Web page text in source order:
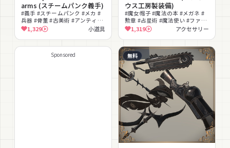
arms (スチームパンク義手)
#義手 #スチームパンク #メカ #
兵器 #骨董 #古美術 #アンティー
ク #無料 #改変可 #発光
1,329 小道具
ウス工房製装備)
#魔女帽子 #魔法の本 #メガネ #
勲章 #占星術 #魔法使い #ファン
タジー #アンティーク #宇宙 #発
1,319 アクセサリー
Sponsored 無料